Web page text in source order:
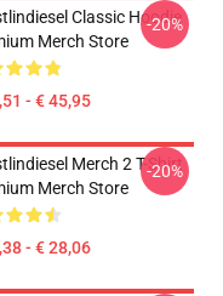
Classic Hoodie
Merch Store
- € 45,95
-20%
Merch 2 T-Shirt
Merch Store
- € 28,06
-20%